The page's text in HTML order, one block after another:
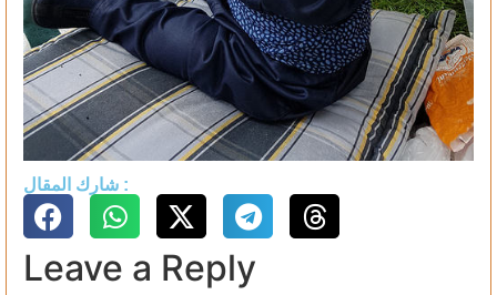
شارك المقال :
Leave a Reply